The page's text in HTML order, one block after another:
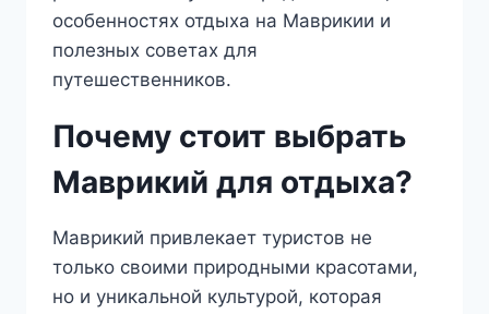
особенностях отдыха на Маврикии и
полезных советах для
путешественников.
Почему стоит выбрать
Маврикий для отдыха?
Маврикий привлекает туристов не
только своими природными красотами,
но и уникальной культурой, которая